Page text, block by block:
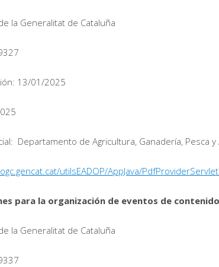
la Generalitat de Cataluña
13/01/2025
Departamento de Agricultura, Ganadería, Pesca y
utilsEADOP/AppJava/
para la organización de eventos de
la Generalitat de Cataluña